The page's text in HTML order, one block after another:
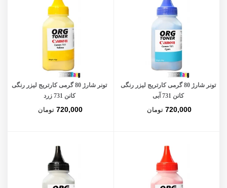
تونر شارژ 80 گرمی کارتریج لیزر رنگی
کانن 731 آبی
720,000 تومان
تونر شارژ 80 گرمی کارتریج لیزر رنگی
کانن 731 زرد
720,000 تومان